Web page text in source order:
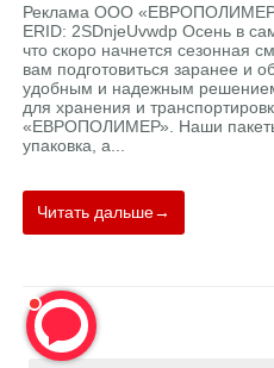
Реклама ООО
ERID: 2SDnjeUvwdp Осень в
что скоро начнется сезонная
вам подготовиться заранее и
удобным и надежным
для хранения и
«ЕВРОПОЛИМЕР». Наши
упаковка, а...
Читать дальше→